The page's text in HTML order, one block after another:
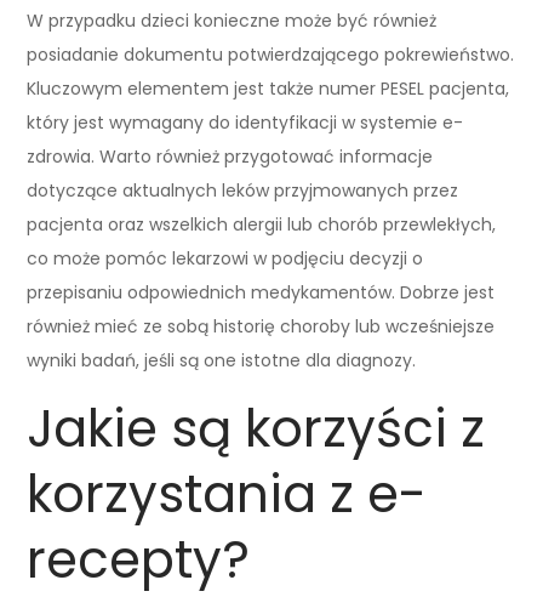
W przypadku dzieci konieczne może być również
posiadanie dokumentu potwierdzającego pokrewieństwo.
Kluczowym elementem jest także numer PESEL pacjenta,
który jest wymagany do identyfikacji w systemie e-
zdrowia. Warto również przygotować informacje
dotyczące aktualnych leków przyjmowanych przez
pacjenta oraz wszelkich alergii lub chorób przewlekłych,
co może pomóc lekarzowi w podjęciu decyzji o
przepisaniu odpowiednich medykamentów. Dobrze jest
również mieć ze sobą historię choroby lub wcześniejsze
wyniki badań, jeśli są one istotne dla diagnozy.
Jakie są korzyści z
korzystania z e-
recepty?